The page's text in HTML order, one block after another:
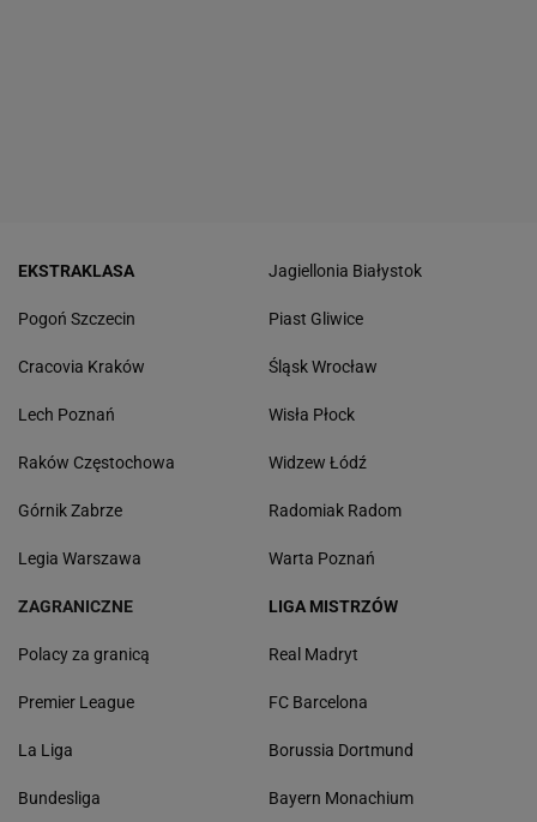
EKSTRAKLASA
Pogoń Szczecin
Cracovia Kraków
Lech Poznań
Raków Częstochowa
Górnik Zabrze
Legia Warszawa
Jagiellonia Białystok
Piast Gliwice
Śląsk Wrocław
Wisła Płock
Widzew Łódź
Radomiak Radom
Warta Poznań
ZAGRANICZNE
Polacy za granicą
Premier League
La Liga
Bundesliga
LIGA MISTRZÓW
Real Madryt
FC Barcelona
Borussia Dortmund
Bayern Monachium